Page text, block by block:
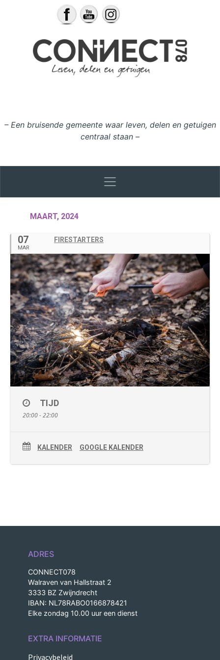
– Een bruisende gemeente waar leven, delen en getuigen
centraal staan –
MAART, 2024
07
MAR
FIRESTARTERS
TIJD
20:00 - 22:00
KALENDER GOOGLE KALENDER
ADRES
CONNECT078
Walraven van Hallstraat 2
3333 BZ Zwijndrecht
IBAN: NL78RABO0166878421
Elke zondag 10.00 uur een dienst
EXTRA INFORMATIE
Privacybeleid